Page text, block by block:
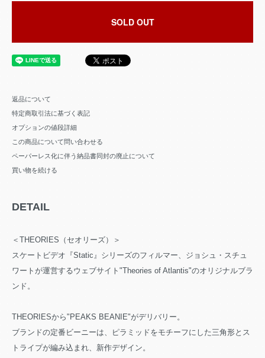
SOLD OUT
返品について
特定商取引法に基づく表記
オプションの値段詳細
この商品について問い合わせる
ペーパーレス化に伴う納品書同封の廃止について
買い物を続ける
DETAIL
＜THEORIES（セオリーズ）＞
スケートビデオ『Static』シリーズのフィルマー、ジョシュ・スチュ
ワートが運営するウェブサイト"Theories of Atlantis"のオリジナルブラ
ンド。
THEORIESから"PEAKS BEANIE"がデリバリー。
ブランドの定番ビーニーは、ピラミッドをモチーフにした三角形とス
トライプが編み込まれ、新作デザイン。